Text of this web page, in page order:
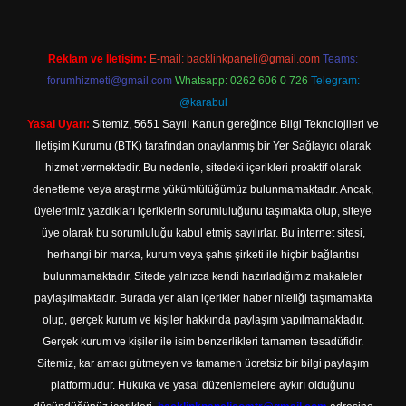
Reklam ve İletişim: E-mail: backlinkpaneli@gmail.com Teams:
forumhizmeti@gmail.com Whatsapp: 0262 606 0 726 Telegram:
@karabul
Yasal Uyarı: Sitemiz, 5651 Sayılı Kanun gereğince Bilgi Teknolojileri ve
İletişim Kurumu (BTK) tarafından onaylanmış bir Yer Sağlayıcı olarak
hizmet vermektedir. Bu nedenle, sitedeki içerikleri proaktif olarak
denetleme veya araştırma yükümlülüğümüz bulunmamaktadır. Ancak,
üyelerimiz yazdıkları içeriklerin sorumluluğunu taşımakta olup, siteye
üye olarak bu sorumluluğu kabul etmiş sayılırlar. Bu internet sitesi,
herhangi bir marka, kurum veya şahıs şirketi ile hiçbir bağlantısı
bulunmamaktadır. Sitede yalnızca kendi hazırladığımız makaleler
paylaşılmaktadır. Burada yer alan içerikler haber niteliği taşımamakta
olup, gerçek kurum ve kişiler hakkında paylaşım yapılmamaktadır.
Gerçek kurum ve kişiler ile isim benzerlikleri tamamen tesadüfidir.
Sitemiz, kar amacı gütmeyen ve tamamen ücretsiz bir bilgi paylaşım
platformudur. Hukuka ve yasal düzenlemelere aykırı olduğunu